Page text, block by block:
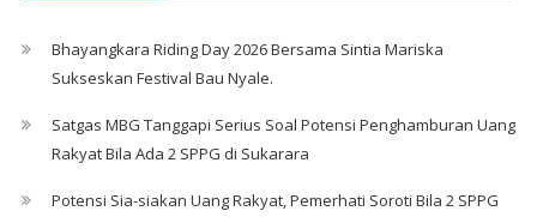
Bhayangkara Riding Day 2026 Bersama Sintia Mariska
Sukseskan Festival Bau Nyale. ‎
Satgas MBG Tanggapi Serius Soal Potensi Penghamburan Uang
Rakyat Bila Ada 2 SPPG di Sukarara
Potensi Sia-siakan Uang Rakyat, Pemerhati Soroti Bila 2 SPPG